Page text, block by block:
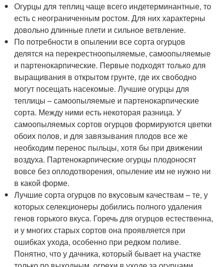
Огурцы для теплиц чаще всего индетерминантные, то
есть с неограниченным ростом. Для них характерны
довольно длинные плети и сильное ветвление.
По потребности в опылении все сорта огурцов
делятся на перекрестноопыляемые, самоопыляемые
и партенокарпические. Первые подходят только для
выращивания в открытом грунте, где их свободно
могут посещать насекомые. Лучшие огурцы для
теплицы – самоопыляемые и партенокарпические
сорта. Между ними есть некоторая разница. У
самоопыляемых сортов огурцов формируются цветки
обоих полов, и для завязывания плодов все же
необходим перенос пыльцы, хотя бы при движении
воздуха. Партенокарпические огурцы плодоносят
вовсе без оплодотворения, опыление им не нужно ни
в какой форме.
Лучшие сорта огурцов по вкусовым качествам – те, у
которых селекционеры добились полного удаления
генов горького вкуса. Горечь для огурцов естественна,
и у многих старых сортов она проявляется при
ошибках ухода, особенно при редком поливе.
Понятно, что у дачника, который бывает на участке